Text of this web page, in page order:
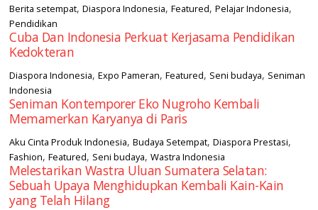
Berita setempat,Diaspora Indonesia,Featured,Pelajar Indonesia,
Pendidikan
Cuba Dan Indonesia Perkuat Kerjasama Pendidikan
Kedokteran
Diaspora Indonesia,Expo Pameran,Featured, Seni budaya, Seniman
Indonesia
Seniman Kontemporer Eko Nugroho Kembali
Memamerkan Karyanya di Paris
Aku Cinta Produk Indonesia,Budaya Setempat,Diaspora Prestasi,
Fashion,Featured, Seni budaya,Wastra Indonesia
Melestarikan Wastra Uluan Sumatera Selatan:
Sebuah Upaya Menghidupkan Kembali Kain-Kain
yang Telah Hilang